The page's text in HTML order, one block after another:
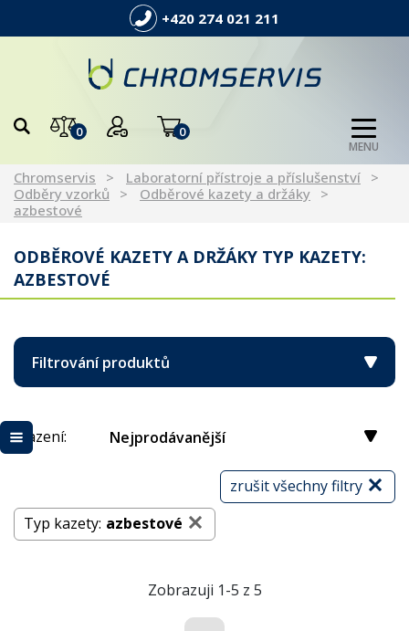
+420 274 021 211
0 0
MENU
Chromservis
Laboratorní přístroje a příslušenství
Odběry vzorků
Odběrové kazety a držáky
azbestové
ODBĚROVÉ KAZETY A DRŽÁKY TYP KAZETY:
AZBESTOVÉ
Filtrování produktů
Řazení: Nejprodávanější
zrušit všechny filtry
Typ kazety: azbestové
Zobrazuji 1-5 z 5